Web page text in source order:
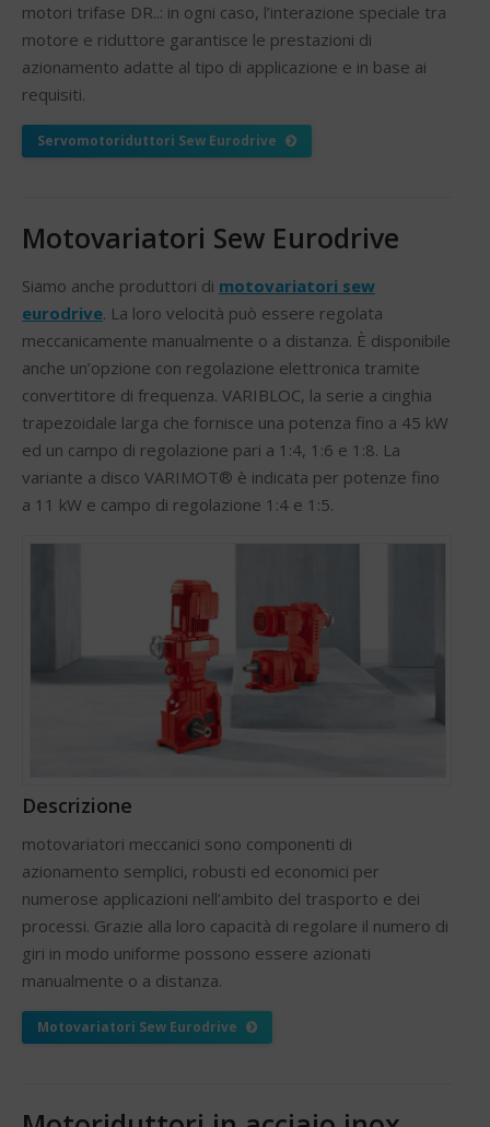
motori trifase DR..: in ogni caso, l’interazione speciale tra
motore e riduttore garantisce le prestazioni di
azionamento adatte al tipo di applicazione e in base ai
requisiti.
Servomotoriduttori Sew Eurodrive
Motovariatori Sew Eurodrive
Siamo anche produttori di motovariatori sew
eurodrive. La loro velocità può essere regolata
meccanicamente manualmente o a distanza. È disponibile
anche un’opzione con regolazione elettronica tramite
convertitore di frequenza. VARIBLOC, la serie a cinghia
trapezoidale larga che fornisce una potenza fino a 45 kW
ed un campo di regolazione pari a 1:4, 1:6 e 1:8. La
variante a disco VARIMOT® è indicata per potenze fino
a 11 kW e campo di regolazione 1:4 e 1:5.
Descrizione
motovariatori meccanici sono componenti di
azionamento semplici, robusti ed economici per
numerose applicazioni nell’ambito del trasporto e dei
processi. Grazie alla loro capacità di regolare il numero di
giri in modo uniforme possono essere azionati
manualmente o a distanza.
Motovariatori Sew Eurodrive